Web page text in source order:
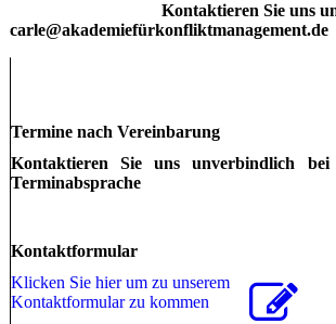
Kontaktieren Sie uns unter
carle@akademiefürkonfliktmanagement.de
Termine nach Vereinbarung
Kontaktieren Sie uns unverbindlich
Terminabsprache
Kontaktformular
Klicken Sie hier um zu unserem
Kon­takt­for­mu­lar zu kommen